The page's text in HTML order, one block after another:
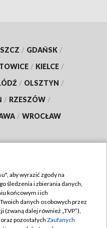
/ GDAŃSK /
/ KIELCE /
/ OLSZTYN /
/ RZESZÓW /
/ WROCŁAW
TVP
aby wyrazić zgody na
śledzenia i zbierania danych,
końcowym i ich
danych osobowych przez
(zwaną dalej również „TVP”),
oraz pozostałych Zaufanych